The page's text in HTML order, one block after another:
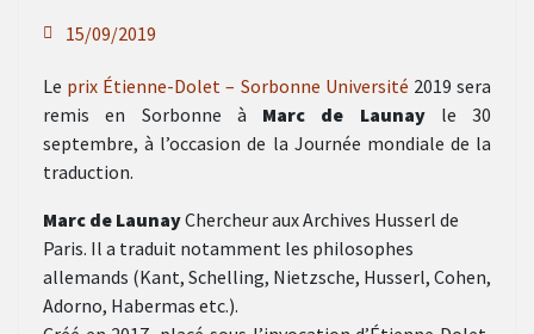
15/09/2019
Le prix Étienne-Dolet – Sorbonne Université 2019 sera
remis en Sorbonne à Marc de Launayle 30
septembre, à l’occasion de la Journée mondiale de la
traduction.
Marc de LaunayChercheur aux Archives Husserl de
Paris. Il a traduit notamment les philosophes
allemands (Kant, Schelling, Nietzsche, Husserl, Cohen,
Adorno, Habermas etc.).